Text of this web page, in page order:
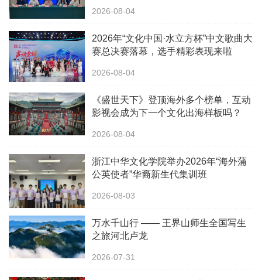
2026-08-04
2026年“文化中国·水立方杯”中文歌曲大
赛总决赛落幕，选手精彩表现来啦
2026-08-04
《盛世天下》登顶海外多个榜单，互动
影视会成为下一个文化出海样板吗？
2026-08-04
浙江中华文化学院举办2026年“海外蒲
公英使者”华裔新生代集训班
2026-08-03
万水千山行 —— 王界山师生全国写生
之旅河北卢龙
2026-07-31